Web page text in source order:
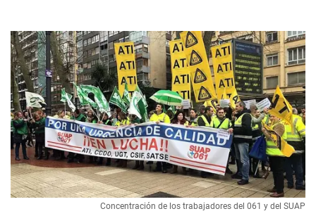
Concentración de los trabajadores del 061 y del SUAP